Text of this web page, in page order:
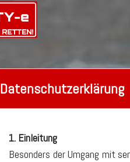
Datenschutzerklärung
1. Einleitung
Besonders der Umgang mit